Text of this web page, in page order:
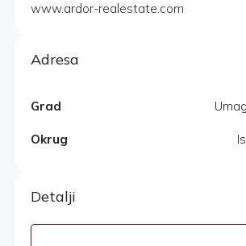
www.ardor-realestate.com
Adresa
Grad
Okrug
Detalji